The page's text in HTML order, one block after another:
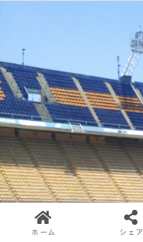
ホーム シェア